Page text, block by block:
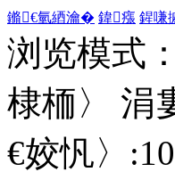
鏅€氫綇瀹� 鍏瘬 鍟嗛
浏览模式：
棣栭〉 涓
€姣忛〉: